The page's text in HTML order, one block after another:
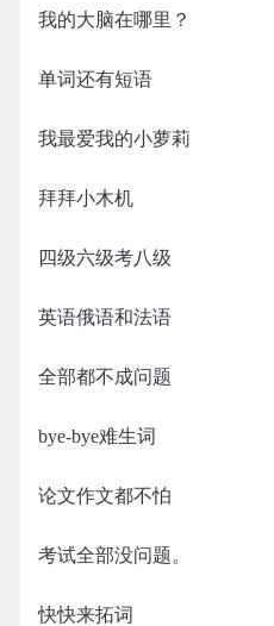
我的大脑在哪里？
单词还有短语
我最爱我的小萝莉
拜拜小木机
四级六级考八级
英语俄语和法语
全部都不成问题
bye-bye难生词
论文作文都不怕
考试全部没问题。
快快来拓词